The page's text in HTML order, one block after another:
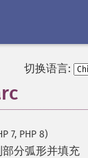
切换语言:
7, PHP 8)
部分弧形并填充